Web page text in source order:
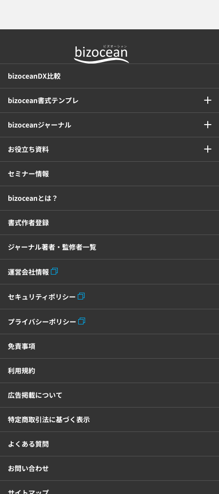
bizoceanDX比較
bizocean書式テンプレ
bizoceanジャーナル
お役立ち資料
セミナー情報
bizoceanとは？
書式作者登録
ジャーナル著者・監修者一覧
運営会社情報
セキュリティポリシー
プライバシーポリシー
免責事項
利用規約
広告掲載について
特定商取引法に基づく表示
よくある質問
お問い合わせ